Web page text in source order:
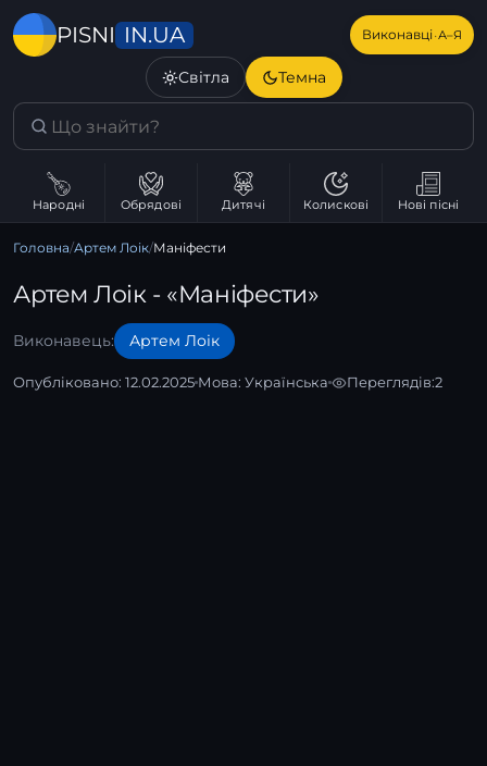
PISNI IN.UA Виконавці·А–Я
Світла Темна
Народні Обрядові Дитячі Колискові Нові пісні
Головна/Артем Лоік/Маніфести
Артем Лоік - «Маніфести»
Виконавець: Артем Лоік
Опубліковано: 12.02.2025 Мова: Українська Переглядів:2